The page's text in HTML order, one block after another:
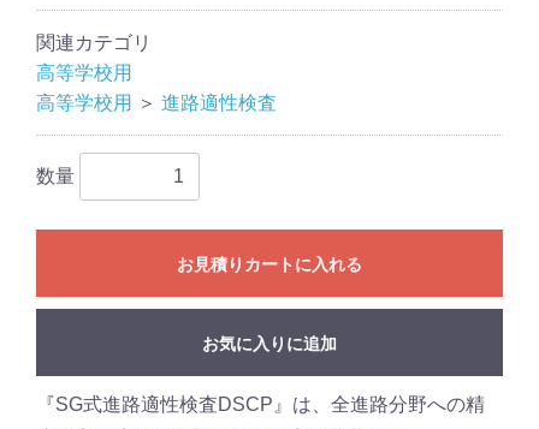
関連カテゴリ
高等学校用
高等学校用
＞ 進路適性検査
数量
お見積りカートに入れる
お気に入りに追加
『SG式進路適性検査DSCP』は、全進路分野への精